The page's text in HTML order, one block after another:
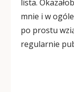
lista.
mnie i w
po prostu
regularnie